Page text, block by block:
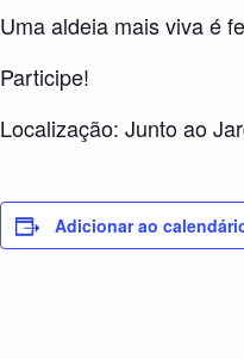
Uma aldeia mais viva é
Participe!
Localização: Junto ao
Adicionar ao